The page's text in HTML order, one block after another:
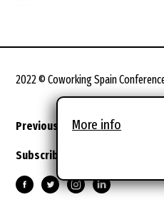
2022 © Coworking Spain
Previous editions Legal
Subscribe to the newsletter
More info